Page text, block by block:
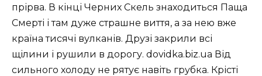
прірва. В кінці Черних Скель знаходиться Паща
Смерті і там дуже страшне виття, а за нею вже
країна тисячі вулканів. Друзі закрили всі
щілини і рушили в дорогу. dovidka.biz.ua Від
сильного холоду не рятує навіть грубка. Крісті